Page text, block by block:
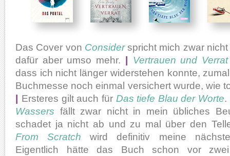
Das Cover von Considerspricht mich zwar
dafür aber umso mehr. | Vertrauen und Verrat
dass ich nicht länger widerstehen konnte,
Buchmesse noch einmal versichert wurde, wie
| Ersteres gilt auch für Das tiefe Blau der Worte.
Wassers fällt zwar nicht in mein übliches
schadet ja nicht ab und zu mal über den
From Scratch wird definitiv meine
Eigentlich hätte das Buch schon vor